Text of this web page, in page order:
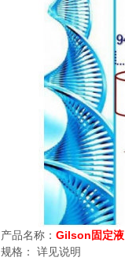
产品名称： Gilson 固定液
规格：
详见说明